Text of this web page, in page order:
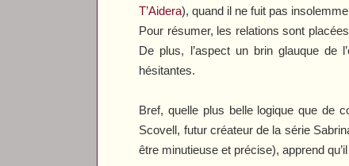
T’Aidera), quand il ne fuit pas
Pour résumer, les relations sont
De plus, l’aspect un brin glauque de
hésitantes.
Bref, quelle plus belle logique que de
Scovell, futur créateur de la série
être minutieuse et précise), apprend